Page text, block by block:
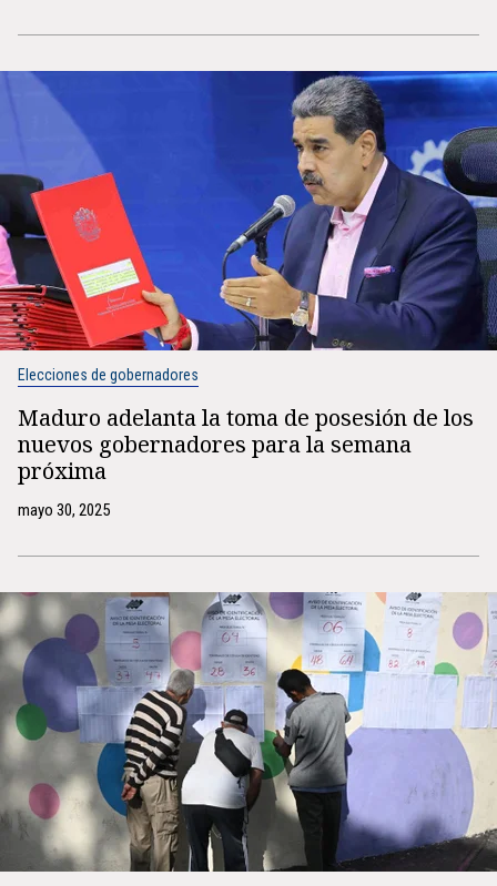
Elecciones de gobernadores
Maduro adelanta la toma de posesión de los
nuevos gobernadores para la semana
próxima
mayo 30, 2025